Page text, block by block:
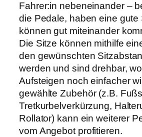
Fahrer:in nebeneinander –
die Pedale, haben eine gute
können gut miteinander
Die Sitze können mithilfe
den gewünschten
werden und sind drehbar,
Aufsteigen noch einfacher
gewählte Zubehör (z.B.
Tretkurbelverkürzung,
Rollator) kann ein weiterer
vom Angebot profitieren.